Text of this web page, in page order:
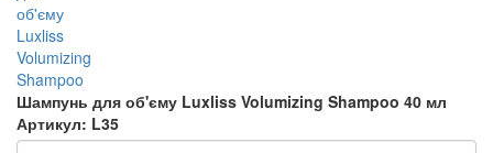
Шампунь для об'єму Luxliss Volumizing Shampoo 40 мл
Артикул: L35